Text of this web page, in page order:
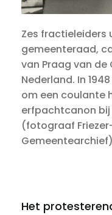
Zes fractieleiders
gemeenteraad,
van Praag van
Nederland. In
om een coulante
erfpachtcanon
(fotograaf
Gemeentearchief)
Het